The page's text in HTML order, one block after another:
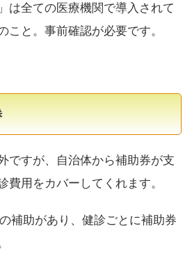
は全ての医療機関で導入されて
こと。事前確認が必要です。
ですが、自治体から補助券が支
費用をカバーしてくれます。
の補助があり、健診ごとに補助券